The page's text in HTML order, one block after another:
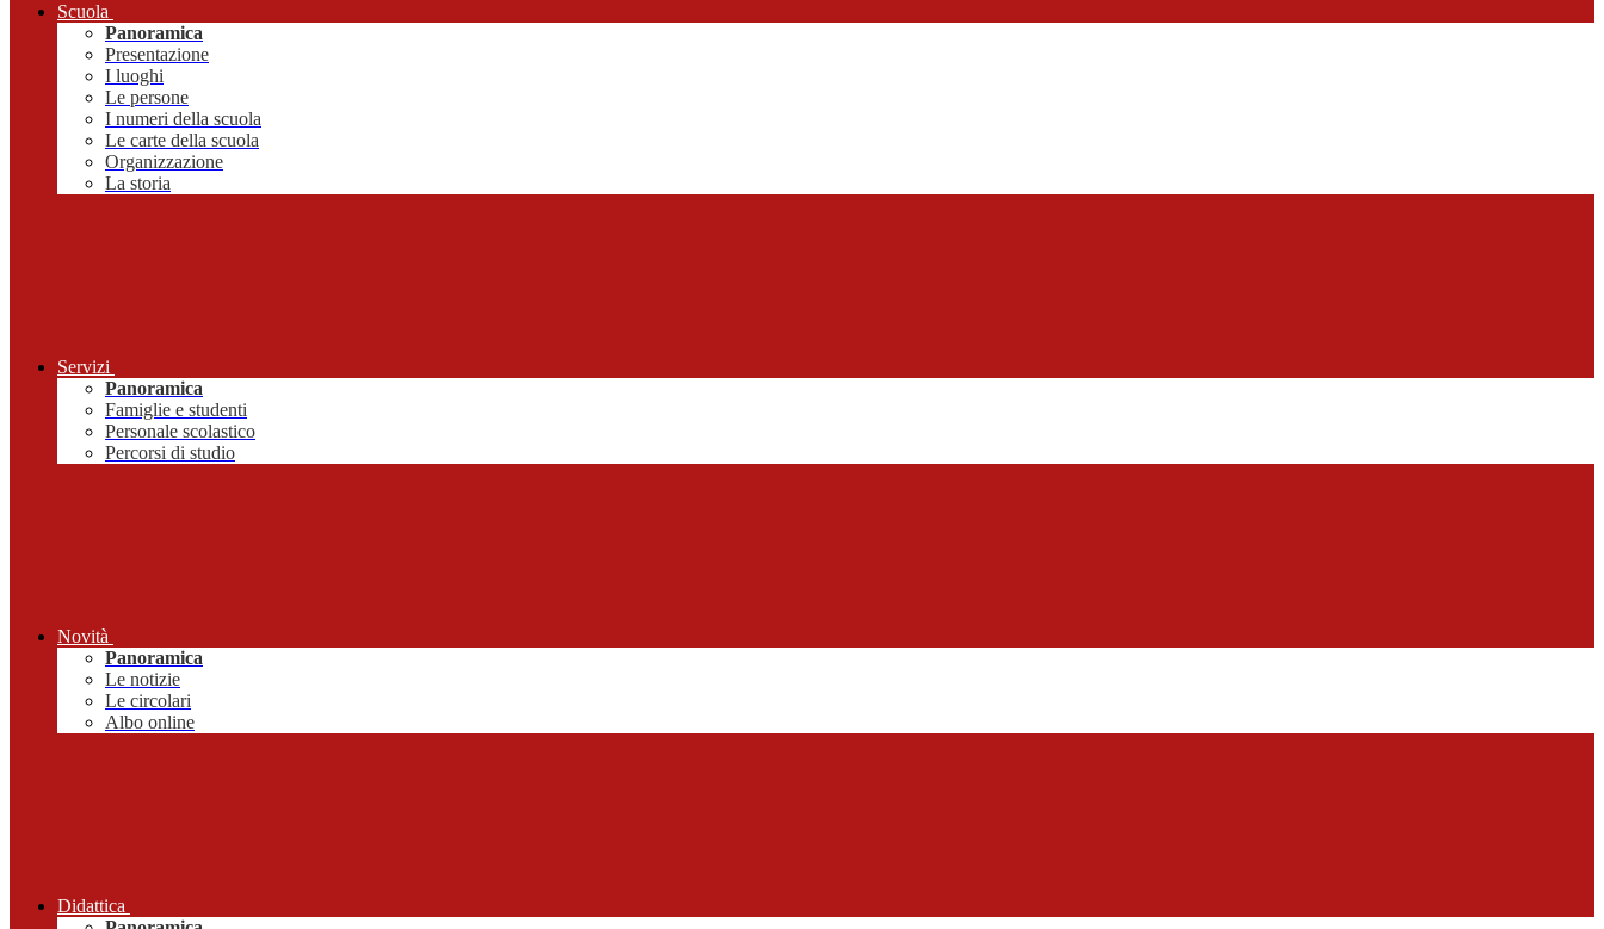
Scuola
Panoramica
Presentazione
I luoghi
Le persone
I numeri della scuola
Le carte della scuola
Organizzazione
La storia
Servizi
Panoramica
Famiglie e studenti
Personale scolastico
Percorsi di studio
Novità
Panoramica
Le notizie
Le circolari
Albo online
Didattica